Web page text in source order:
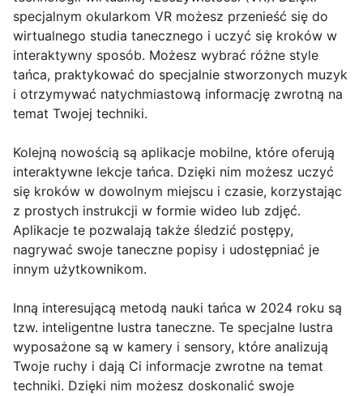
specjalnym okularkom VR możesz przenieść się do
wirtualnego studia tanecznego i uczyć się kroków w
interaktywny sposób. Możesz wybrać różne style
tańca, praktykować do specjalnie stworzonych muzyk
i otrzymywać natychmiastową informację zwrotną na
temat Twojej techniki.
Kolejną nowością są aplikacje mobilne, które oferują
interaktywne lekcje tańca. Dzięki nim możesz uczyć
się kroków w dowolnym miejscu i czasie, korzystając
z prostych instrukcji w formie wideo lub zdjęć.
Aplikacje te pozwalają także śledzić postępy,
nagrywać swoje taneczne popisy i udostępniać je
innym użytkownikom.
Inną interesującą metodą nauki tańca w 2024 roku są
tzw. inteligentne lustra taneczne. Te specjalne lustra
wyposażone są w kamery i sensory, które analizują
Twoje ruchy i dają Ci informacje zwrotne na temat
techniki. Dzięki nim możesz doskonalić swoje